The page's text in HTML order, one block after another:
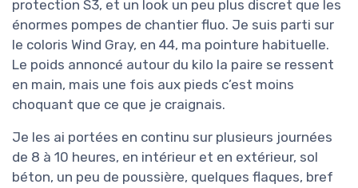
protection S3, et un look un peu plus discret que les
énormes pompes de chantier fluo. Je suis parti sur
le coloris Wind Gray, en 44, ma pointure habituelle.
Le poids annoncé autour du kilo la paire se ressent
en main, mais une fois aux pieds c’est moins
choquant que ce que je craignais.
Je les ai portées en continu sur plusieurs journées
de 8 à 10 heures, en intérieur et en extérieur, sol
béton, un peu de poussière, quelques flaques, bref